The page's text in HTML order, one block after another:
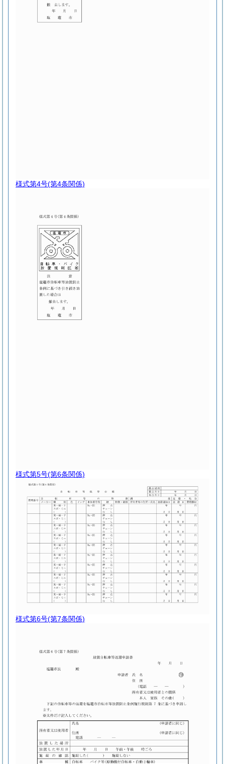
様式第4号(第4条関係)
様式第5号(第6条関係)
様式第6号(第7条関係)